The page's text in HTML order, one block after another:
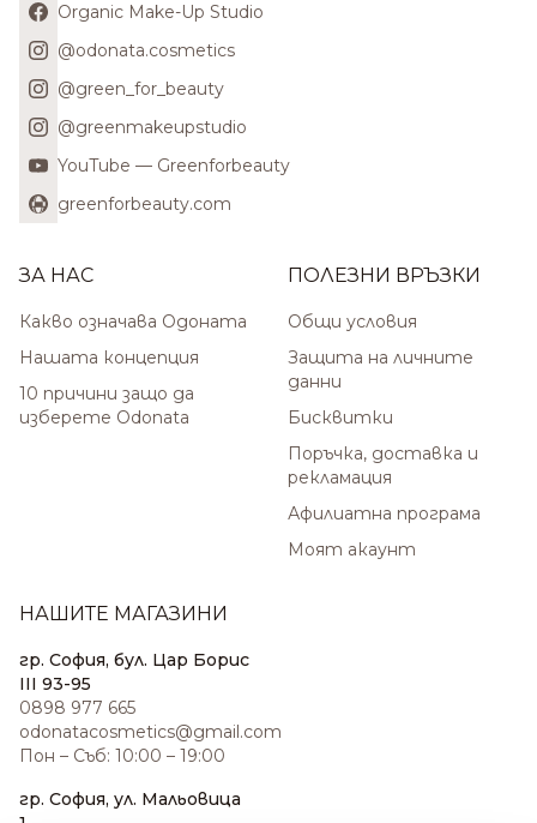
Organic Make-Up Studio
@odonata.cosmetics
@green_for_beauty
@greenmakeupstudio
YouTube — Greenforbeauty
greenforbeauty.com
ЗА НАС
Какво означава Одоната
Нашата концепция
10 причини защо да
изберете Odonata
ПОЛЕЗНИ ВРЪЗКИ
Общи условия
Защита на личните
данни
Бисквитки
Поръчка, доставка и
рекламация
Афилиатна програма
Моят акаунт
НАШИТЕ МАГАЗИНИ
гр. София, бул. Цар Борис
III 93-95
0898 977 665
odonatacosmetics@gmail.com
Пон – Съб: 10:00 – 19:00
гр. София, ул. Мальовица